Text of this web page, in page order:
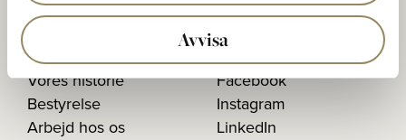
Avvisa
556603-1026
Vores historie
Bestyrelse
Arbejd hos os
Facebook
Instagram
LinkedIn